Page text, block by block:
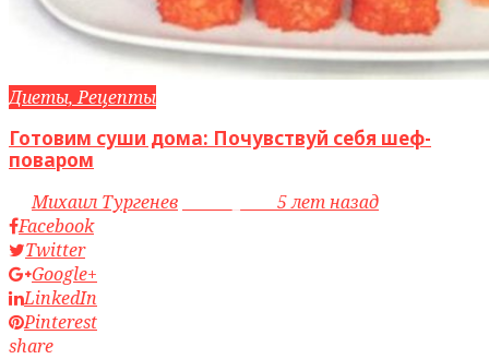
Диеты, Рецепты
Готовим суши дома: Почувствуй себя шеф-
поваром
byМихаил Тургенев
5 лет назад
Facebook
Twitter
Google+
LinkedIn
Pinterest
share